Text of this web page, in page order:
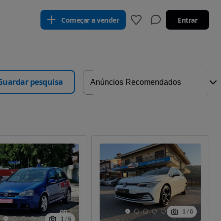
Começar a vender Entrar
pesquisa
1 / 6
1 / 6